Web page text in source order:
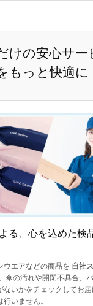
けの安心サー
もっと快適に
る、心を込めた検
ウエアなどの商品を 自社
傘の汚れや開閉不具合、
いかをチェックしてお届
いません。